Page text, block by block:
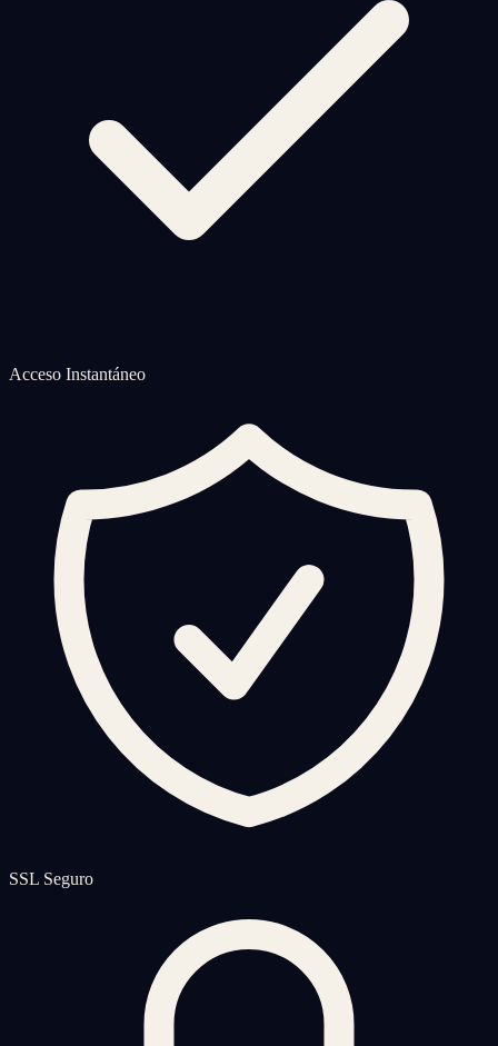
Acceso Instantáneo
SSL Seguro